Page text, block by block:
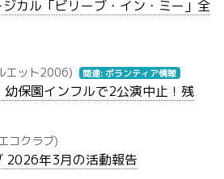
ジカル「ビリーブ・イン・ミー」全
エット2006)
関連: ボランティア情報
保園インフルで2公演中止！残
コクラブ)
2026年3月の活動報告